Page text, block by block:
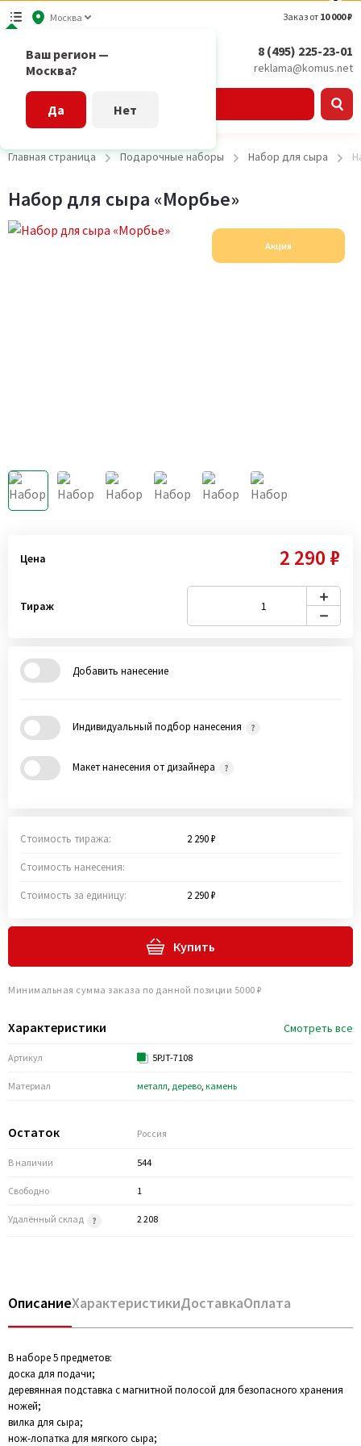
Москва
Ваш регион —
Москва?
Да Нет
Заказ от 10 000 ₽
8 (495) 225-23-01
reklama@komus.net
Главная страница Подарочные наборы Набор для сыра
Набор для сыра «Морбье»
Акция
Характеристики Смотреть все
Артикул 5PJT-7108
Материал металл, дерево, камень
Остаток Россия
В наличии 544
Свободно 1
Удалённый склад 2 208
Цена 2 290 ₽
Тираж
Добавить нанесение
Индивидуальный подбор нанесения
Макет нанесения от дизайнера
Стоимость тиража: 2 290 ₽
Стоимость нанесения:
Стоимость за единицу: 2 290 ₽
Купить
Минимальная сумма заказа по данной позиции 5000 ₽
ОписаниеХарактеристикиДоставкаОплата
В наборе 5 предметов:
доска для подачи;
деревянная подставка с магнитной полосой для безопасного хранения
ножей;
вилка для сыра;
нож-лопатка для мягкого сыра;